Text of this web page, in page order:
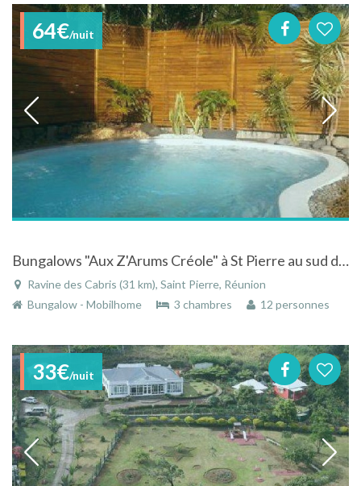
64€/nuit
Bungalows "Aux Z'Arums Créole" à St Pierre au sud de l'Ile de la Réunion
Ravine des Cabris (31 km), Saint Pierre, Réunion
Bungalow - Mobilhome
3 chambres 12 personnes
33€/nuit